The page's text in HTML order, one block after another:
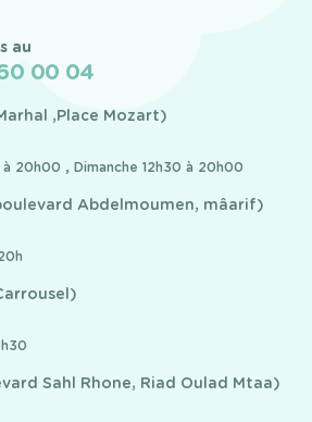
au
00 04
,Place Mozart)
à 20h00 , Dimanche 12h30 à 20h00
Abdelmoumen, mâarif)
Sahl Rhone, Riad Oulad Mtaa)